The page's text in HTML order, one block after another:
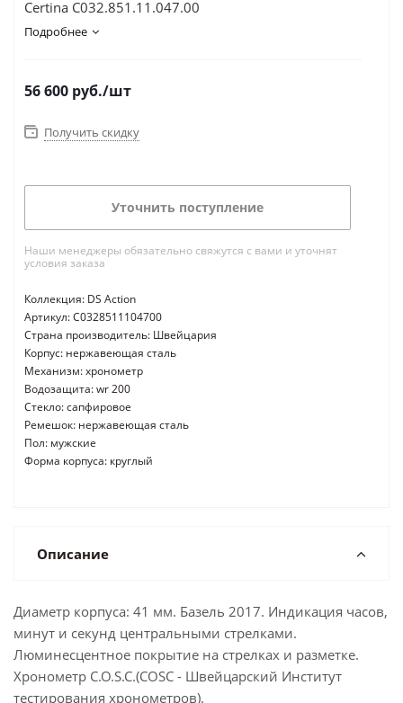
Certina C032.851.11.047.00
Подробнее
56 600 руб./шт
Получить скидку
Уточнить поступление
Наши менеджеры обязательно свяжутся с вами и уточнят
условия заказа
Коллекция: DS Action
Артикул: C0328511104700
Страна производитель: Швейцария
Корпус: нержавеющая сталь
Механизм: хронометр
Водозащита: wr 200
Стекло: сапфировое
Ремешок: нержавеющая сталь
Пол: мужские
Форма корпуса: круглый
Описание
Диаметр корпуса: 41 мм. Базель 2017. Индикация часов,
минут и секунд центральными стрелками.
Люминесцентное покрытие на стрелках и разметке.
Хронометр C.O.S.C.(COSC - Швейцарский Институт
тестирования хронометров).